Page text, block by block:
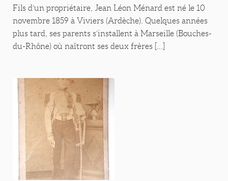
Fils d’un propriétaire, Jean Léon Ménard est né le 10
novembre 1859 à Viviers (Ardèche). Quelques années
plus tard, ses parents s’installent à Marseille (Bouches-
du-Rhône) où naîtront ses deux frères [...]